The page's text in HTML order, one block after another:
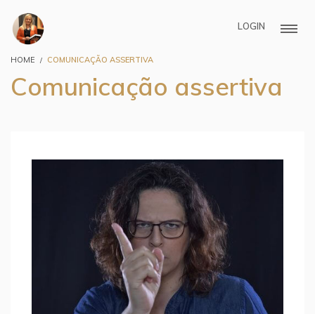
LOGIN
HOME COMUNICAÇÃO ASSERTIVA
Comunicação assertiva